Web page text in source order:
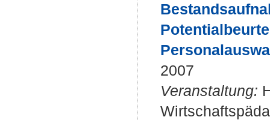
2007
Veranstaltung: